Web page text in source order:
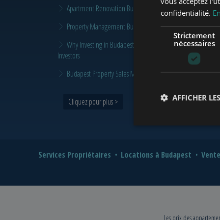
Apartment Renovation Budapest: How to Plan a Smarter
Property Management Budapest: When Does It Make
Why Investing in Budapest Real Estate is a Smart Move in
Investors
Budapest Property Sales Market in 2026 | Seller & Buyer
Cliquez pour plus >
Services Propriétaires Locations à Budapest
Les prix des
confidentialité.
Strictement
nécessaires
AFFICHER